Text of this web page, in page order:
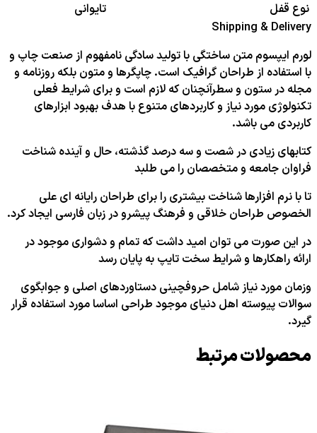
نوع قفل
تایوانی
Shipping & Delivery
لورم ایپسوم متن ساختگی با تولید سادگی نامفهوم از صنعت چاپ و
با استفاده از طراحان گرافیک است. چاپگرها و متون بلکه روزنامه و
مجله در ستون و سطرآنچنان که لازم است و برای شرایط فعلی
تکنولوژی مورد نیاز و کاربردهای متنوع با هدف بهبود ابزارهای
کاربردی می باشد.
کتابهای زیادی در شصت و سه درصد گذشته، حال و آینده شناخت
فراوان جامعه و متخصصان را می طلبد
تا با نرم افزارها شناخت بیشتری را برای طراحان رایانه ای علی
الخصوص طراحان خلاقی و فرهنگ پیشرو در زبان فارسی ایجاد کرد.
در این صورت می توان امید داشت که تمام و دشواری موجود در
ارائه راهکارها و شرایط سخت تایپ به پایان رسد
وزمان مورد نیاز شامل حروفچینی دستاوردهای اصلی و جوابگوی
سوالات پیوسته اهل دنیای موجود طراحی اساسا مورد استفاده قرار
گیرد.
محصولات مرتبط